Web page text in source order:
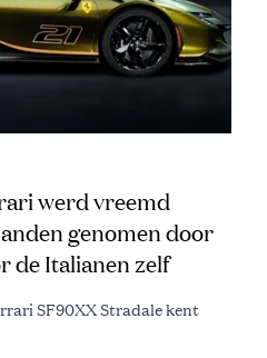
werd vreemd
genomen door
de Italianen zelf
SF90XX Stradale kent